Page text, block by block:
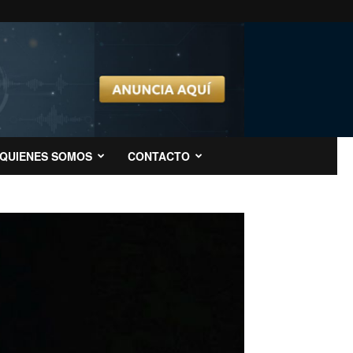
QUIENES SOMOS CONTACTO